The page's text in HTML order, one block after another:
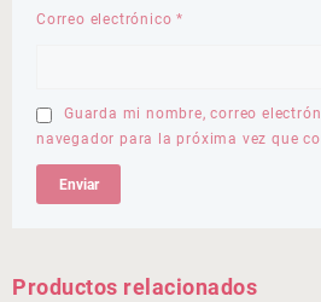
Correo electrónico*
Guarda mi nombre, correo
navegador para la próxima vez que
Productos relacionados